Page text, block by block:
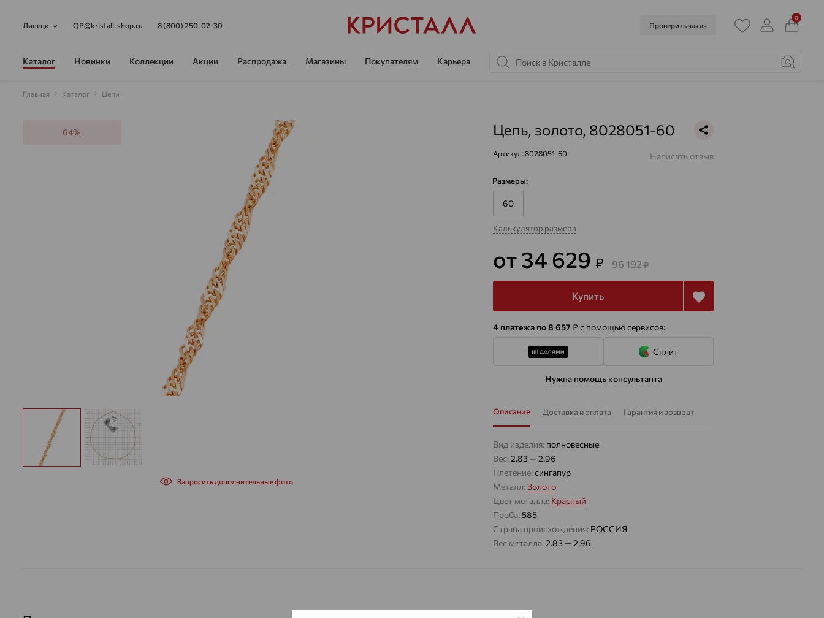
Липецк QP@kristall-shop.ru 8 (800) 250-02-30 Проверить заказ
0
Каталог Новинки Коллекции Акции Распродажа Магазины Покупателям Карьера
Главная Каталог Цепи
64%
Запросить дополнительные фото
Цепь, золото, 8028051-60
Артикул: 8028051-60 Написать отзыв
Размеры:
60
Калькулятор размера
от 34 629 ₽ 96 192₽
Купить
4 платежа по 8 657 ₽с помощью сервисов:
Сплит
Нужна помощь консультанта
Описание Доставка и оплата Гарантия и возврат
Вид изделия: полновесные
Вес:2.83 — 2.96
Плетение:сингапур
Металл:Золото
Цвет металла: Красный
Проба:585
Страна происхождения: РОССИЯ
Вес металла:2.83 — 2.96